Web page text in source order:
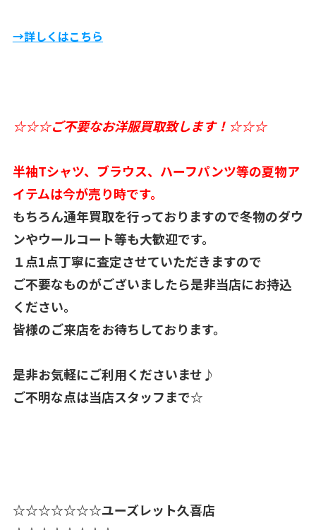
→詳しくはこちら
☆☆☆ご不要なお洋服買取致します！☆☆☆
半袖Tシャツ、ブラウス、ハーフパンツ等の夏物ア
イテムは今が売り時です。
もちろん通年買取を行っておりますので冬物のダウ
ンやウールコート等も大歓迎です。
１点1点丁寧に査定させていただきますので
ご不要なものがございましたら是非当店にお持込
ください。
皆様のご来店をお待ちしております。
是非お気軽にご利用くださいませ♪
ご不明な点は当店スタッフまで☆
☆☆☆☆☆☆☆ユーズレット久喜店